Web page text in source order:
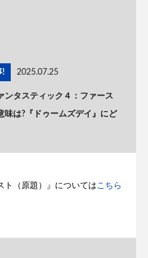
! 2025.07.25
ンタスティック４：ファース
味は?『ドゥームズデイ』にど
ト（原題）』についてはこちら